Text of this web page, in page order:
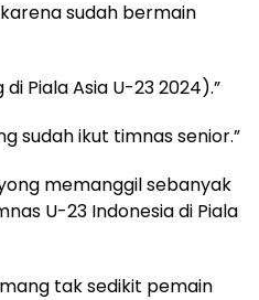
sudah bermain
Piala Asia U-23 2024).”
sudah ikut timnas senior.”
memanggil sebanyak
U-23 Indonesia di Piala
tak sedikit pemain